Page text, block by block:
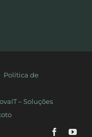
Política de
– Soluções